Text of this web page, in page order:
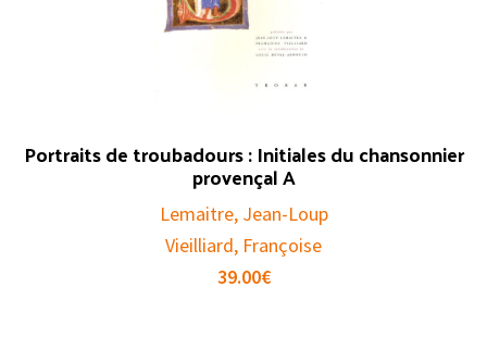
Portraits de troubadours : Initiales du chansonnier
provençal A
Lemaitre, Jean-Loup
Vieilliard, Françoise
39.00€